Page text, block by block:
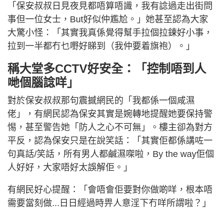
「保安叔叔日見夜見都唔算唔識，我有諗過走出街問
事但一位女士，But好似仲尷尬。」她甚至認為大家
大驚小怪：「其實我真係覺得幫手拉個拉鍊好小事，
拉到一半都冇乜嘢好睇到（我仲要着旗袍）。」
稱大堂多CCTV好安全：「控制唔到人
哋個腦諗咩」
對於保安叔叔那句震撼網民的「我都係一個咸濕
佬」，有網民認為保安其實是婉轉地提醒她要保持警
惕，甚至警告她「防人之心不可無」。樓主卻為對方
平反，認為保安只是在說笑話：「其實佢都係講咗一
句真話/笑話，所有男人都鹹濕㗎啦，By the way佢個
人好好，大家唔好太誤解佢。」
有網民好心提醒：「會唔會佢要對你做啲咩，根本唔
需要當刻做...日日經過時畀人意淫下冇咩所謂啦？」